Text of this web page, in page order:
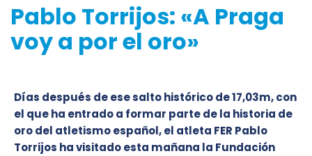
Pablo Torrijos: «A Praga
voy a por el oro»
Días después de ese salto histórico de 17,03m, con
el que ha entrado a formar parte de la historia de
oro del atletismo español, el atleta FER Pablo
Torrijos ha visitado esta mañana la Fundación